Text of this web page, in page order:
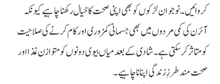
کروائیں۔ نوجوان لڑکوں کو بھی اپنی صحت کا خیال رکھنا چاہیے کیونکہ
آئرن کی کمی مردوں میں بھی جسمانی کمزوری اور کام کرنے کی صلاحیت
کو متاثر کر سکتی ہے۔ شادی کے بعد میاں بیوی دونوں کو متوازن غذا اور
صحت مند طرزِ زندگی اپنانا چاہیے۔